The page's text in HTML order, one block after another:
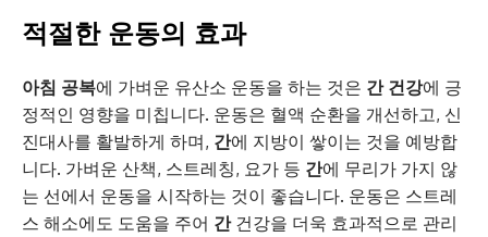
적절한 운동의 효과
아침 공복에 가벼운 유산소 운동을 하는 것은 간 건강에 긍
정적인 영향을 미칩니다. 운동은 혈액 순환을 개선하고, 신
진대사를 활발하게 하며, 간에 지방이 쌓이는 것을 예방합
니다. 가벼운 산책, 스트레칭, 요가 등 간에 무리가 가지 않
는 선에서 운동을 시작하는 것이 좋습니다. 운동은 스트레
스 해소에도 도움을 주어 간건강을 더욱 효과적으로 관리